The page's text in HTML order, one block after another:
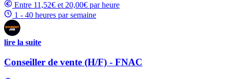
Entre 11,52€ et 20,00€ par heure
1 - 40 heures par semaine
lire la suite
Conseiller de vente (H/F) - FNAC